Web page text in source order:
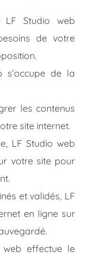
LF Studio web
de votre
s’occupe de la
les contenus
site internet.
LF Studio web
votre site pour
et validés, LF
en ligne sur
web effectue le